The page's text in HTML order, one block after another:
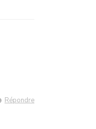
Répondre